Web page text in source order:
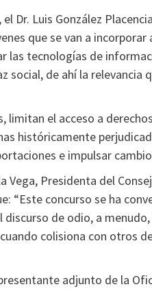
Dr. Luis González
que se van a
las tecnologías de
social, de ahí la relevancia
limitan el acceso a
históricamente
e impulsar
Vega, Presidenta del
“Este concurso se ha
de odio, a
colisiona con otros
adjunto de la